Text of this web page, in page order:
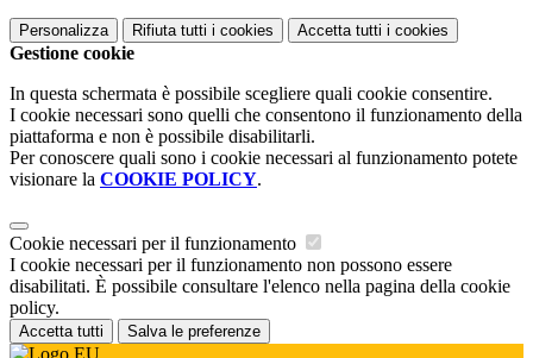
Personalizza Rifiuta tutti i cookies Accetta tutti i cookies
Gestione cookie
In questa schermata è possibile scegliere quali cookie consentire.
I cookie necessari sono quelli che consentono il funzionamento della
piattaforma e non è possibile disabilitarli.
Per conoscere quali sono i cookie necessari al funzionamento potete
visionare la COOKIE POLICY.
Cookie necessari per il funzionamento
I cookie necessari per il funzionamento non possono essere
disabilitati. È possibile consultare l'elenco nella pagina della cookie
policy.
Accetta tutti Salva le preferenze